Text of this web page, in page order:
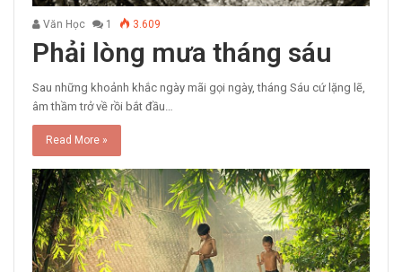
Văn Học 1 3.609
Phải lòng mưa tháng sáu
Sau những khoảnh khắc ngày mãi gọi ngày, tháng Sáu cứ lặng lẽ,
âm thầm trở về rồi bắt đầu…
Read More »